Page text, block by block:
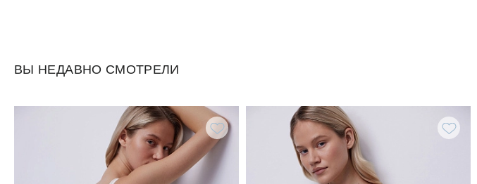
ВЫ НЕДАВНО СМОТРЕЛИ